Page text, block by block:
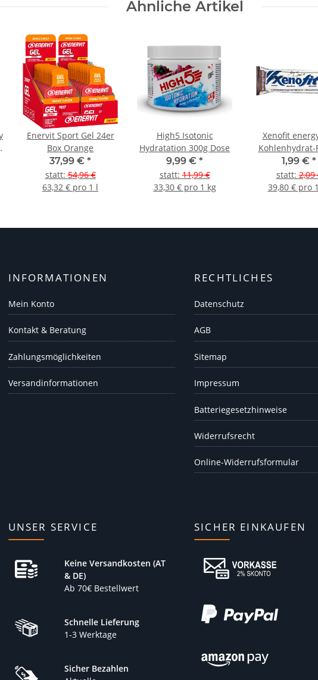
Ähnliche Artikel
Enervit Sport Gel 24er
Box Orange
37,99 € *
statt:54,96 €
63,32 € pro 1 l
High5 Isotonic
Hydratation 300g Dose
9,99 € *
statt:11,99 €
33,30 € pro 1 kg
Xenofit
Kohlenhydrat-
1,99 € *
statt:2,09
39,80 € pro
INFORMATIONEN
Mein Konto
Kontakt & Beratung
Zahlungsmöglichkeiten
Versandinformationen
RECHTLICHES
Datenschutz
AGB
Sitemap
Impressum
Batteriegesetzhinweise
Widerrufsrecht
Online-Widerrufsformular
UNSER SERVICE
Keine Versandkosten (AT
& DE)
Ab 70€ Bestellwert
Schnelle Lieferung
1-3 Werktage
Sicher Bezahlen
SICHER EINKAUFEN